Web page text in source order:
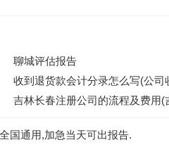
聊城评估报告
收到退货款会计分录怎么写(公司
吉林长春注册公司的流程及费用
国通用,加急当天可出报告.